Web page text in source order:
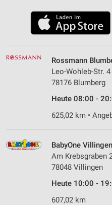
Rossmann
Leo-Wohleb-Str. 4
78176 Blumberg
Heute 08:00 -
625,02 km •
BabyOne Villingen
Am Krebsgraben
78048 Villingen
Heute 10:00 -
607,02 km